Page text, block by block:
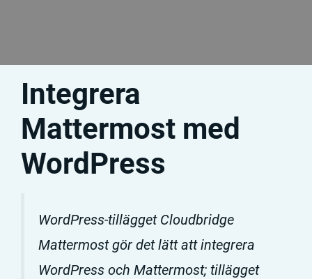
Integrera
Mattermost med
WordPress
WordPress-tillägget Cloudbridge
Mattermost gör det lätt att integrera
WordPress och Mattermost; tillägget